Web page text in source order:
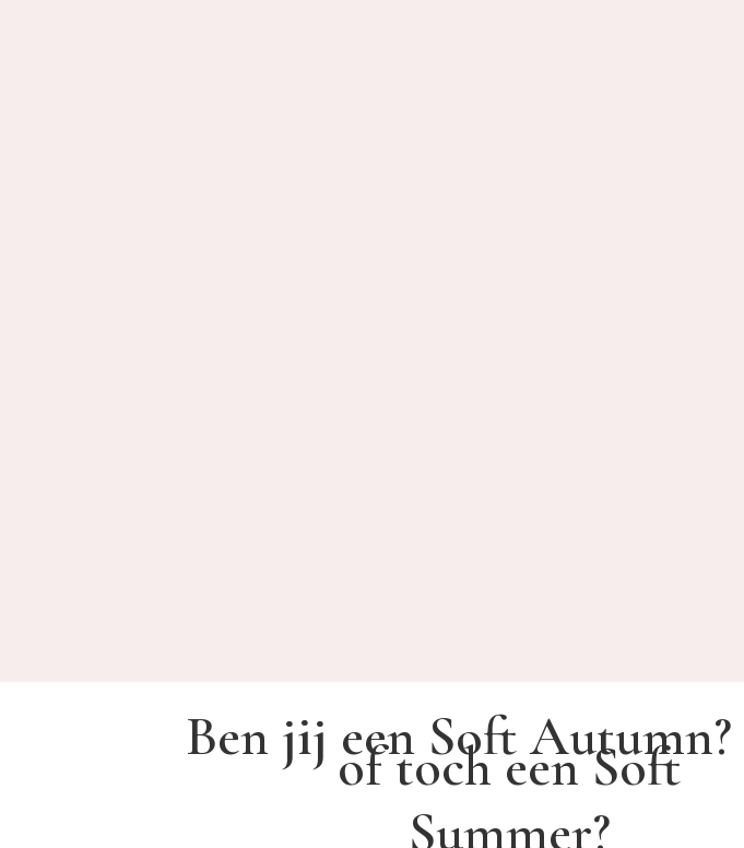
Ben jij een Soft Autumn?
of toch een Soft
Summer?